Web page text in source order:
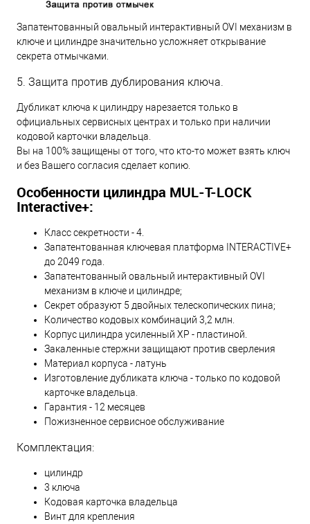
Запатентованный овальный интерактивный OVI механизм в
ключе и цилиндре значительно усложняет открывание
секрета отмычками.
5. Защита против дублирования ключа.
Дубликат ключа к цилиндру нарезается только в
официальных сервисных центрах и только при наличии
кодовой карточки владельца.
Вы на 100% защищены от того, что кто-то может взять ключ
и без Вашего согласия сделает копию.
Особенности цилиндра MUL-T-LOCK
Interactive+:
Класс секретности - 4.
Запатентованная ключевая платформа INTERACTIVE+
до 2049 года.
Запатентованный овальный интерактивный OVI
механизм в ключе и цилиндре;
Секрет образуют 5 двойных телескопических пина;
Количество кодовых комбинаций 3,2 млн.
Корпус цилиндра усиленный XP - пластиной.
Закаленные стержни защищают против сверления
Материал корпуса - латунь
Изготовление дубликата ключа - только по кодовой
карточке владельца.
Гарантия - 12 месяцев
Пожизненное сервисное обслуживание
Комплектация:
цилиндр
3 ключа
Кодовая карточка владельца
Винт для крепления